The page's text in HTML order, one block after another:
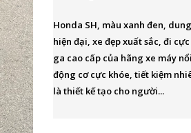
Honda SH, màu xanh đen,
hiện đại, xe đẹp xuất sắc, đi
ga cao cấp của hãng xe máy
động cơ cực khóe, tiết kiệm
là thiết kế tạo cho người...